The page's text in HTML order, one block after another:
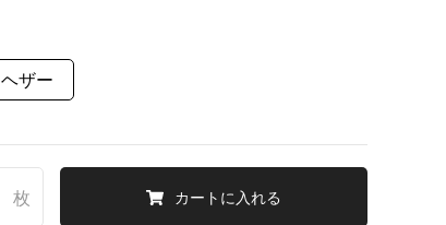
ザー
枚 カートに入れる